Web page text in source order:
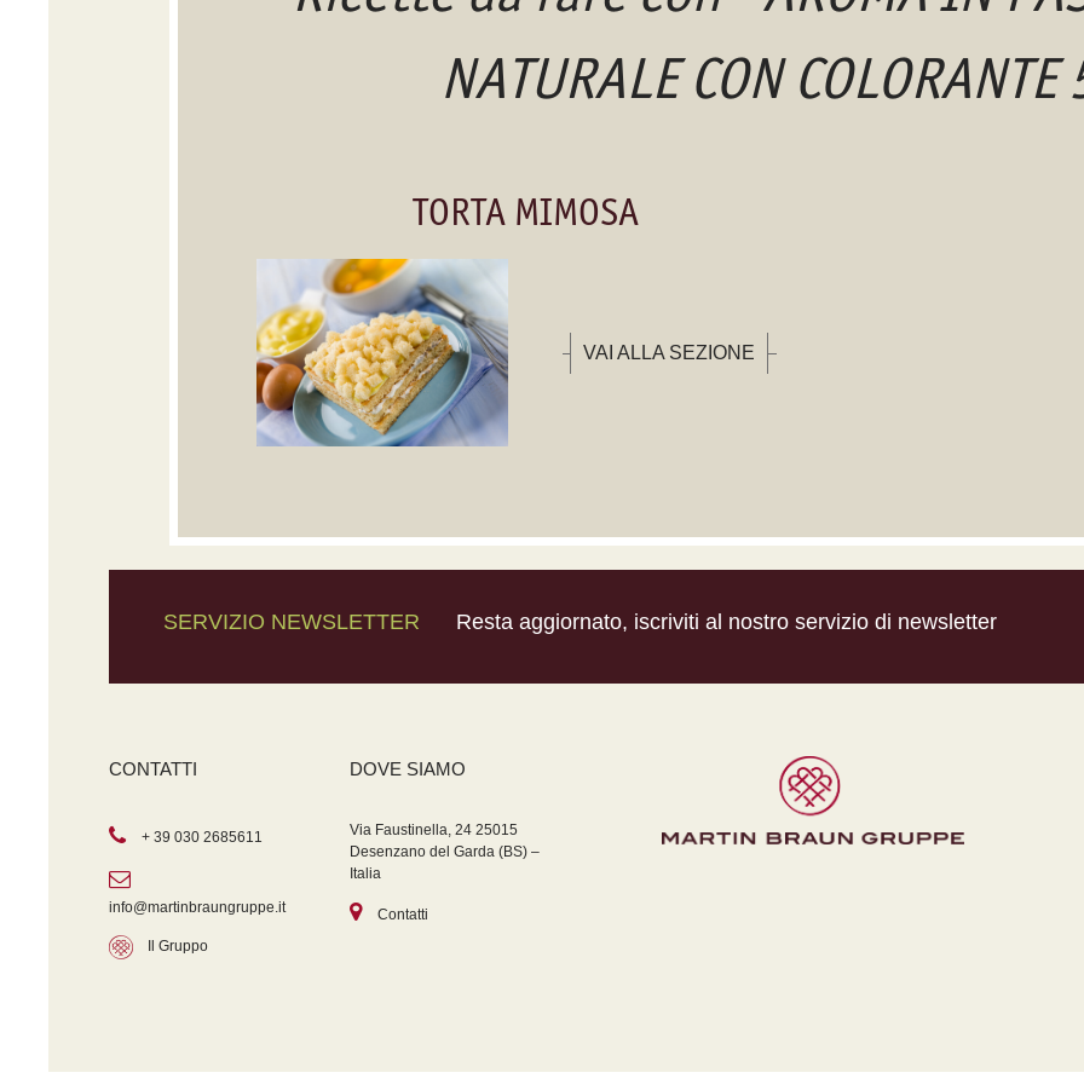
NATURALE CON
TORTA MIMOSA
VAI ALLA SEZIONE
SERVIZIO NEWSLETTER Resta aggiornato, iscriviti al nostro servizio di newsletter
CONTATTI
+ 39 030 2685611
info@martinbraungruppe.it
Il Gruppo
DOVE SIAMO
Via Faustinella, 24 25015
Desenzano del Garda (BS) –
Italia
Contatti